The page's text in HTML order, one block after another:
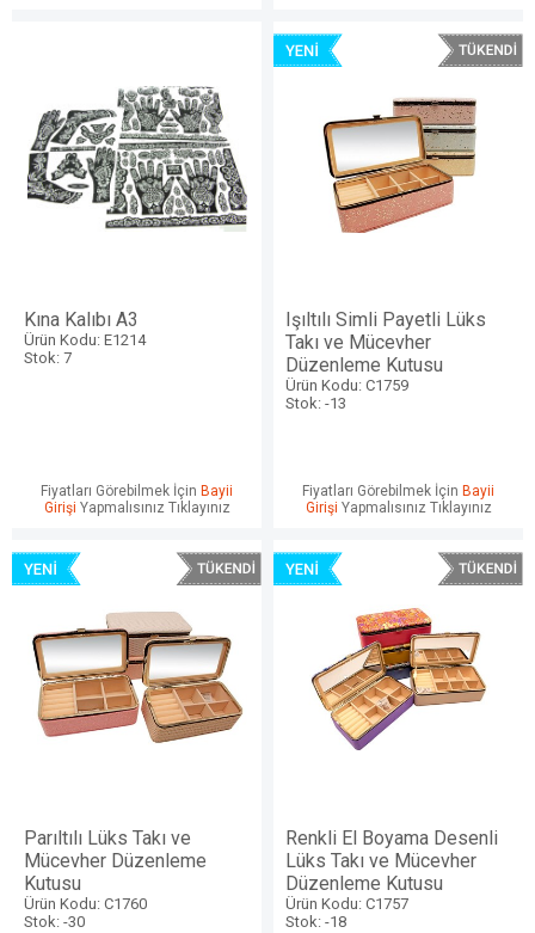
Kına Kalıbı A3
Ürün Kodu: E1214
Stok: 7
Fiyatları Görebilmek İçin Bayii
Girişi Yapmalısınız Tıklayınız
Işıltılı Simli Payetli Lüks
Takı ve Mücevher
Düzenleme Kutusu
Ürün Kodu: C1759
Stok: -13
Fiyatları Görebilmek İçin Bayii
Girişi Yapmalısınız Tıklayınız
Parıltılı Lüks Takı ve
Mücevher Düzenleme
Kutusu
Ürün Kodu: C1760
Stok: -30
Renkli El Boyama Desenli
Lüks Takı ve Mücevher
Düzenleme Kutusu
Ürün Kodu: C1757
Stok: -18